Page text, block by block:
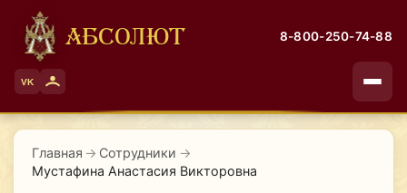
АБСОЛЮТ 8-800-250-74-88
VK
Главная → Сотрудники →
Мустафина Анастасия Викторовна